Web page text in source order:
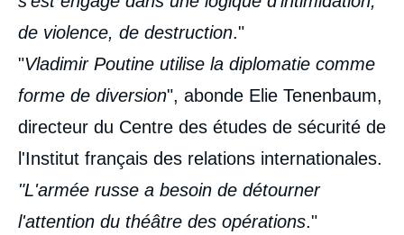
de violence, de destruction."
"Vladimir Poutine utilise la diplomatie comme
forme de diversion", abonde Elie Tenenbaum,
directeur du Centre des études de sécurité de
l'Institut français des relations internationales.
"L'armée russe a besoin de détourner
l'attention du théâtre des opérations."